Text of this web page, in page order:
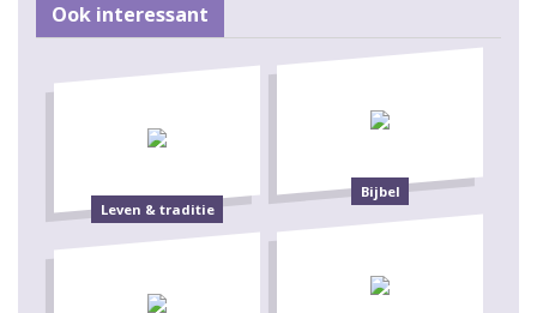
Ook interessant
Leven & traditie
Bijbel